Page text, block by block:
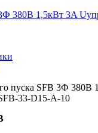
пуска SFB 3Ф 380В
33-D15-A-10